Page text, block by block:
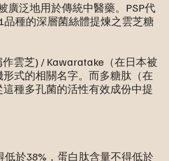
廣泛地用於傳統中醫藥。PSP代
品種的深層菌絲體提煉之雲芝糖
雲芝) / Kawaratake（在日本被
式的相關名字。而多糖肽（在
種多孔菌的活性有效成份中提
於38%，蛋白肽含量不得低於